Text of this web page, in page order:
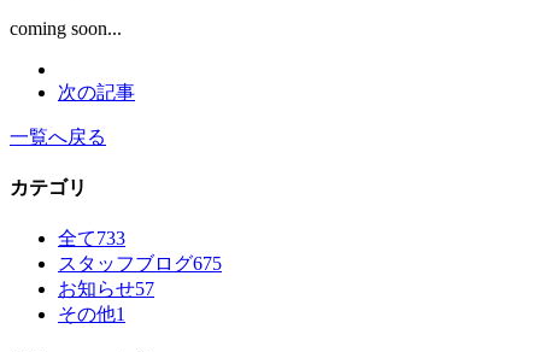
coming soon...
次の記事
一覧へ戻る
カテゴリ
全て733
スタッフブログ675
お知らせ57
その他1